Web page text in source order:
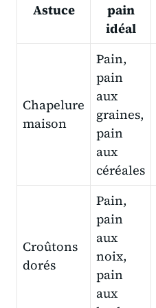
Astuce
pain
idéal
Chapelure
maison
Pain,
pain
aux
graines,
pain
aux
céréales
Croûtons
dorés
Pain,
pain
aux
noix,
pain
aux